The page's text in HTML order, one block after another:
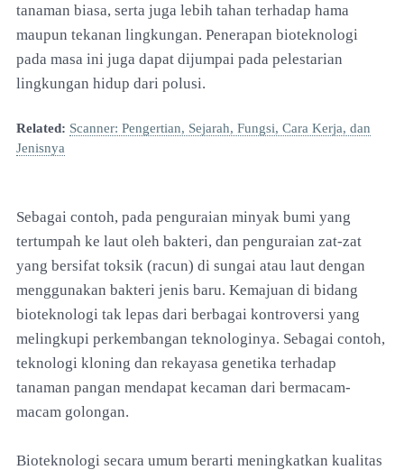
tanaman biasa, serta juga lebih tahan terhadap hama
maupun tekanan lingkungan. Penerapan bioteknologi
pada masa ini juga dapat dijumpai pada pelestarian
lingkungan hidup dari polusi.
Related: Scanner: Pengertian, Sejarah, Fungsi, Cara Kerja, dan
Jenisnya
Sebagai contoh, pada penguraian minyak bumi yang
tertumpah ke laut oleh bakteri, dan penguraian zat-zat
yang bersifat toksik (racun) di sungai atau laut dengan
menggunakan bakteri jenis baru. Kemajuan di bidang
bioteknologi tak lepas dari berbagai kontroversi yang
melingkupi perkembangan teknologinya. Sebagai contoh,
teknologi kloning dan rekayasa genetika terhadap
tanaman pangan mendapat kecaman dari bermacam-
macam golongan.
Bioteknologi secara umum berarti meningkatkan kualitas